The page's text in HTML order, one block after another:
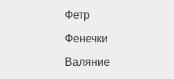
Фетр
Фенечки
Валяние